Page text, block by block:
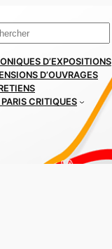
D’EXPOSITIONS
D’OUVRAGES
PARIS CRITIQUES